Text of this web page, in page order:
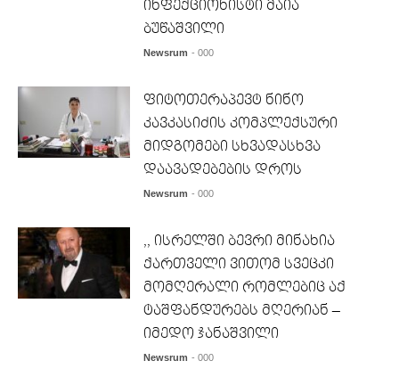
ინფექციონისტი მაია
ბუწაშვილი
Newsrum - 000
ფიტოთერაპევტ ნინო
კავკასიძის კომპლექსური
მიდგომები სხვადასხვა
დაავადებების დროს
Newsrum - 000
,, ისრელში ბევრი მინახია
ქართველი ვითომ სვეცკი
მომღერალი რომლებიც აქ
ტაშფანდურებს მღერიან –
იმედო ჯანაშვილი
Newsrum - 000